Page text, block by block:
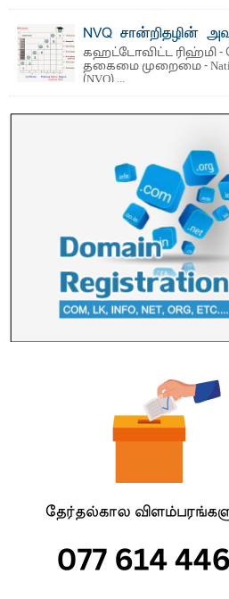
காணப்பட்ட பல ...NVQ சான்றிதழின்
கஹட்டோவிட்ட ரிஹ்மி -
தகைமை முறைமை -
(NVQ) ...